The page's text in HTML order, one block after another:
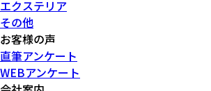
エクステリア
その他
お客様の声
直筆アンケート
WEBアンケート